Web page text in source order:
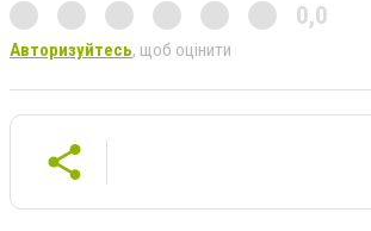
0,0
Авторизуйтесь, щоб оцінити